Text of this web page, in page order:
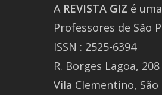
A REVISTA GIZ é
Professores de São
ISSN : 2525-6394
R. Borges Lagoa, 208
Vila Clementino, São